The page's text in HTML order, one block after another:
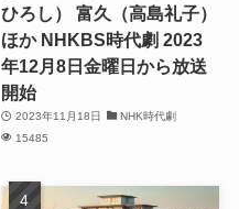
ひろし） 富久（高島礼子）
ほか NHKBS時代劇 2023
年12月8日金曜日から放送
開始
2023年11月18日
NHK時代劇
15485